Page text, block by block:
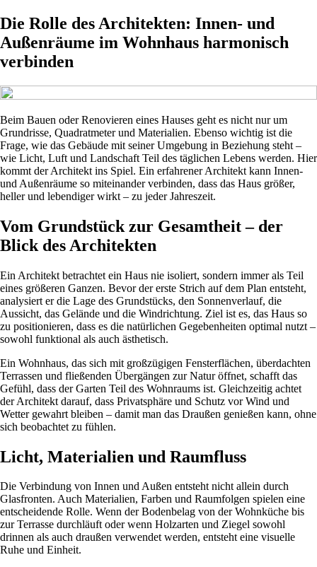
Die Rolle des Architekten: Innen- und
Außenräume im Wohnhaus harmonisch
verbinden
Beim Bauen oder Renovieren eines Hauses geht es nicht nur um
Grundrisse, Quadratmeter und Materialien. Ebenso wichtig ist die
Frage, wie das Gebäude mit seiner Umgebung in Beziehung steht –
wie Licht, Luft und Landschaft Teil des täglichen Lebens werden. Hier
kommt der Architekt ins Spiel. Ein erfahrener Architekt kann Innen-
und Außenräume so miteinander verbinden, dass das Haus größer,
heller und lebendiger wirkt – zu jeder Jahreszeit.
Vom Grundstück zur Gesamtheit – der
Blick des Architekten
Ein Architekt betrachtet ein Haus nie isoliert, sondern immer als Teil
eines größeren Ganzen. Bevor der erste Strich auf dem Plan entsteht,
analysiert er die Lage des Grundstücks, den Sonnenverlauf, die
Aussicht, das Gelände und die Windrichtung. Ziel ist es, das Haus so
zu positionieren, dass es die natürlichen Gegebenheiten optimal nutzt –
sowohl funktional als auch ästhetisch.
Ein Wohnhaus, das sich mit großzügigen Fensterflächen, überdachten
Terrassen und fließenden Übergängen zur Natur öffnet, schafft das
Gefühl, dass der Garten Teil des Wohnraums ist. Gleichzeitig achtet
der Architekt darauf, dass Privatsphäre und Schutz vor Wind und
Wetter gewahrt bleiben – damit man das Draußen genießen kann, ohne
sich beobachtet zu fühlen.
Licht, Materialien und Raumfluss
Die Verbindung von Innen und Außen entsteht nicht allein durch
Glasfronten. Auch Materialien, Farben und Raumfolgen spielen eine
entscheidende Rolle. Wenn der Bodenbelag von der Wohnküche bis
zur Terrasse durchläuft oder wenn Holzarten und Ziegel sowohl
drinnen als auch draußen verwendet werden, entsteht eine visuelle
Ruhe und Einheit.